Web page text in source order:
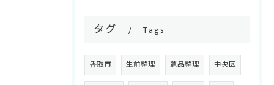
タグ Tags
香取市 生前整理 遺品整理 中央区